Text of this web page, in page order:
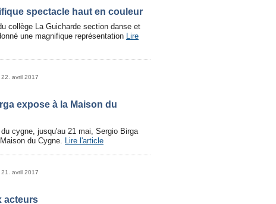
spectacle haut en couleur
collège La Guicharde section danse et
une magnifique représentation Lire
avril 2017
expose à la Maison du
cygne, jusqu'au 21 mai, Sergio Birga
du Cygne. Lire l'article
avril 2017
acteurs